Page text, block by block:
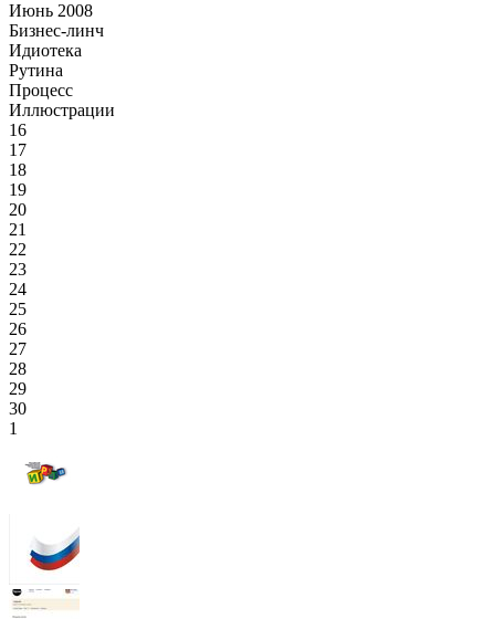
Июнь 2008
Бизнес-линч
Идиотека
Рутина
Процесс
Иллюстрации
16
17
18
19
20
21
22
23
24
25
26
27
28
29
30
1